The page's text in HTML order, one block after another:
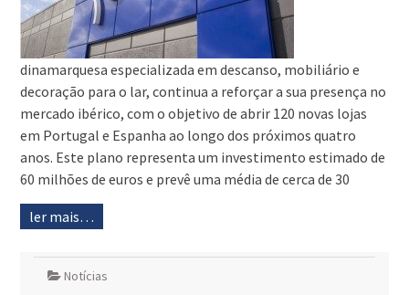
dinamarquesa especializada em descanso, mobiliário e
decoração para o lar, continua a reforçar a sua presença no
mercado ibérico, com o objetivo de abrir 120 novas lojas
em Portugal e Espanha ao longo dos próximos quatro
anos. Este plano representa um investimento estimado de
60 milhões de euros e prevê uma média de cerca de 30
ler mais…
Notícias